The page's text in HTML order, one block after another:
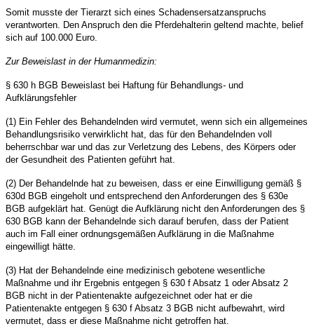
Somit musste der Tierarzt sich eines Schadensersatzanspruchs
verantworten. Den Anspruch den die Pferdehalterin geltend machte, belief
sich auf 100.000 Euro.
Zur Beweislast in der Humanmedizin:
§ 630 h BGB Beweislast bei Haftung für Behandlungs- und
Aufklärungsfehler
(1) Ein Fehler des Behandelnden wird vermutet, wenn sich ein allgemeines
Behandlungsrisiko verwirklicht hat, das für den Behandelnden voll
beherrschbar war und das zur Verletzung des Lebens, des Körpers oder
der Gesundheit des Patienten geführt hat.
(2) Der Behandelnde hat zu beweisen, dass er eine Einwilligung gemäß §
630d BGB eingeholt und entsprechend den Anforderungen des § 630e
BGB aufgeklärt hat. Genügt die Aufklärung nicht den Anforderungen des §
630 BGB kann der Behandelnde sich darauf berufen, dass der Patient
auch im Fall einer ordnungsgemäßen Aufklärung in die Maßnahme
eingewilligt hätte.
(3) Hat der Behandelnde eine medizinisch gebotene wesentliche
Maßnahme und ihr Ergebnis entgegen § 630 f Absatz 1 oder Absatz 2
BGB nicht in der Patientenakte aufgezeichnet oder hat er die
Patientenakte entgegen § 630 f Absatz 3 BGB nicht aufbewahrt, wird
vermutet, dass er diese Maßnahme nicht getroffen hat.